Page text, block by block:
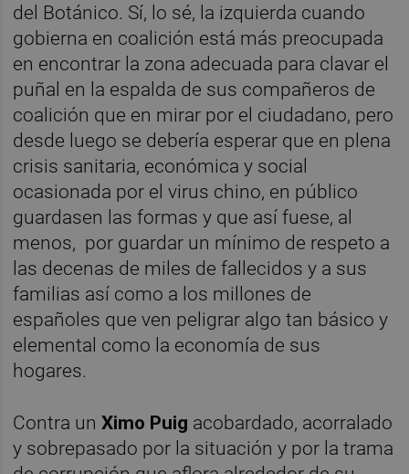
del Botánico. Sí, lo sé, la izquierda cuando
gobierna en coalición está más preocupada
en encontrar la zona adecuada para clavar el
puñal en la espalda de sus compañeros de
coalición que en mirar por el ciudadano, pero
desde luego se debería esperar que en plena
crisis sanitaria, económica y social
ocasionada por el virus chino, en público
guardasen las formas y que así fuese, al
menos, por guardar un mínimo de respeto a
las decenas de miles de fallecidos y a sus
familias así como a los millones de
españoles que ven peligrar algo tan básico y
elemental como la economía de sus
hogares.
Contra unXimo Puig acobardado, acorralado
y sobrepasado por la situación y por la trama